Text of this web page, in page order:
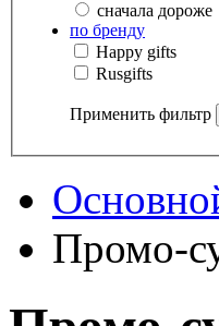
сначала дороже
по бренду
Happy gifts
Rusgifts
Применить фильтр
Промо-